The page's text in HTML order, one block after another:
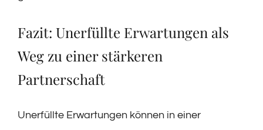
Fazit: Unerfüllte Erwartungen als
Weg zu einer stärkeren
Partnerschaft
Unerfüllte Erwartungen können in einer